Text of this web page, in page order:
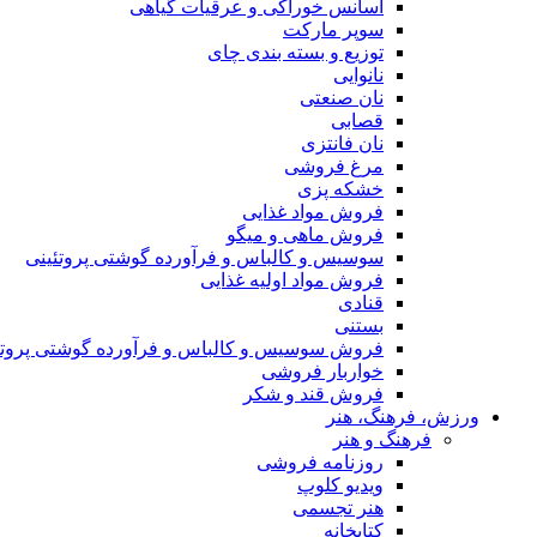
اسانس خوراکی و عرقیات گیاهی
سوپر مارکت
توزیع و بسته بندی چای
نانوایی
نان صنعتی
قصابی
نان فانتزی
مرغ فروشی
خشکه پزی
فروش مواد غذایی
فروش ماهی و میگو
سوسیس و کالباس و فرآورده گوشتی پروتئینی
فروش مواد اولیه غذایی
قنادی
بستنی
فروش سوسیس و کالباس و فرآورده گوشتی
خواربار فروشی
فروش قند و شکر
ورزش، فرهنگ، هنر
فرهنگ و هنر
روزنامه فروشی
ویدیو کلوپ
هنر تجسمی
کتابخانه